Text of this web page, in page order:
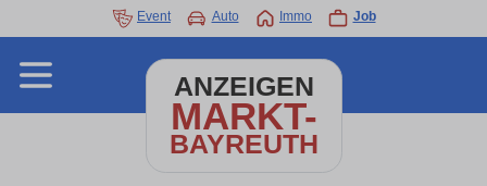
Event Auto Immo Job
ANZEIGEN
MARKT-
BAYREUTH